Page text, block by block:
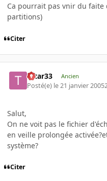
Ca pourrait pas vnir du faite
partitions)
Citer
tatar33 Ancien
Posté(e) le 21 janvier 2005
Salut,
On ne voit pas le fichier
en veille prolongée
système?
Citer